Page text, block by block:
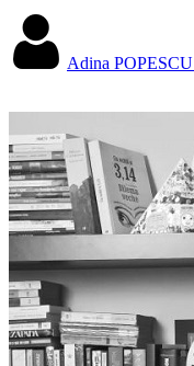
Adina POPESCU